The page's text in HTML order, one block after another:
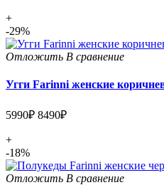
+
-29%
Отложить В сравнение
Угги Farinni женские
5990₽ 8490₽
+
-18%
Отложить В сравнение